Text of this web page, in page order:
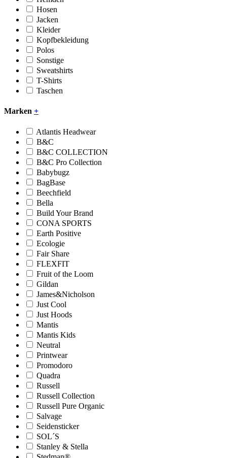
Hosen
Jacken
Kleider
Kopfbekleidung
Polos
Sonstige
Sweatshirts
T-Shirts
Taschen
Marken +
Atlantis Headwear
B&C
B&C COLLECTION
B&C Pro Collection
Babybugz
BagBase
Beechfield
Bella
Build Your Brand
CONA SPORTS
Earth Positive
Ecologie
Fair Share
FLEXFIT
Fruit of the Loom
Gildan
James&Nicholson
Just Cool
Just Hoods
Mantis
Mantis Kids
Neutral
Printwear
Promodoro
Quadra
Russell
Russell Collection
Russell Pure Organic
Salvage
Seidensticker
SOL´S
Stanley & Stella